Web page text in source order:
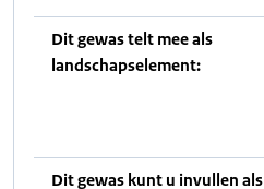
Dit gewas telt mee als
landschapselement:
Dit gewas kunt u invullen als